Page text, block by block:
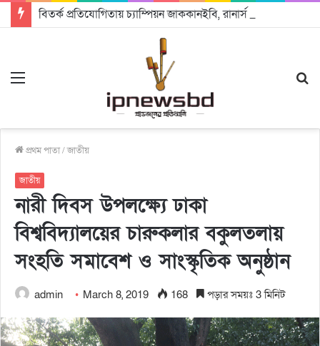
প্রথম পাতা/জাতীয়
জাতীয়
নারী দিবস উপলক্ষ্যে ঢাকা
বিশ্ববিদ্যালয়ের চারুকলার বকুলতলায়
সংহতি সমাবেশ ও সাংস্কৃতিক অনুষ্ঠান
admin March 8, 2019 168 পড়ার সময়ঃ 3 মিনিট